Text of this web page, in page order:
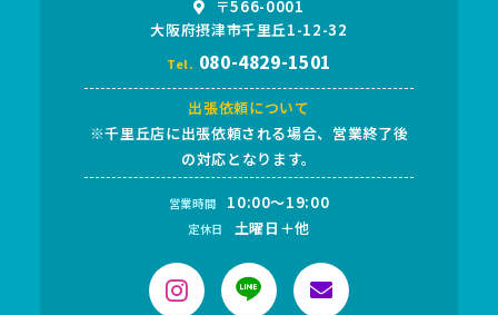
〒566-0001
大阪府摂津市千里丘1-12-32
Tel. 080-4829-1501
出張依頼について
※千里丘店に出張依頼される場合、営業終了後
の対応となります。
営業時間 10:00～19:00
定休日 土曜日＋他